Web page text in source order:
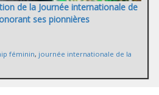
de la Journée internationale de
ses pionnières
féminin, journée internationale de la